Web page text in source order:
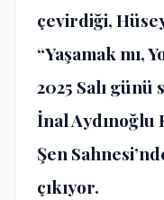
çevirdiği,
“Yaşamak mı,
2025 Salı günü
İnal
Şen
çıkıyor.